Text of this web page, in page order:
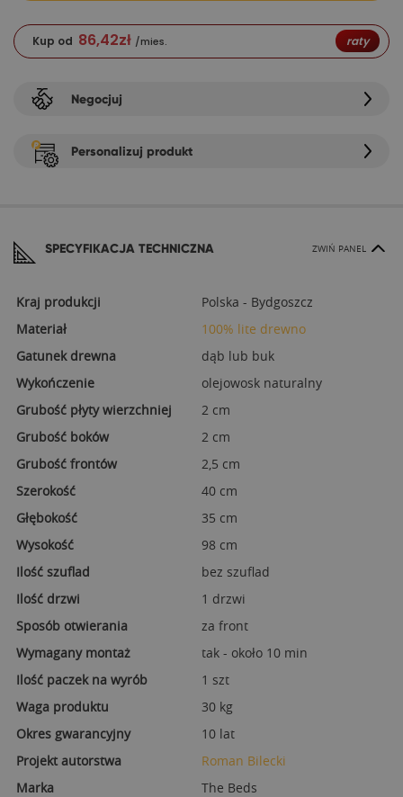
Kup od 86,42zł /mies. raty
Negocjuj
Personalizuj produkt
SPECYFIKACJA TECHNICZNA ZWIŃ PANEL
Kraj produkcji
Polska - Bydgoszcz
Materiał
100% lite drewno
Gatunek drewna
dąb lub buk
Wykończenie
olejowosk naturalny
Grubość płyty wierzchniej
2 cm
Grubość boków
2 cm
Grubość frontów
2,5 cm
Szerokość
40 cm
Głębokość
35 cm
Wysokość
98 cm
Ilość szuflad
bez szuflad
Ilość drzwi
1 drzwi
Sposób otwierania
za front
Wymagany montaż
tak - około 10 min
Ilość paczek na wyrób
1 szt
Waga produktu
30 kg
Okres gwarancyjny
10 lat
Projekt autorstwa
Roman Bilecki
Marka
The Beds